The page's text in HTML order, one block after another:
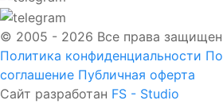
© 2005 - 2026 Все права
Политика конфиденциальности
соглашение Публичная оферта
Сайт разработан FS - Studio